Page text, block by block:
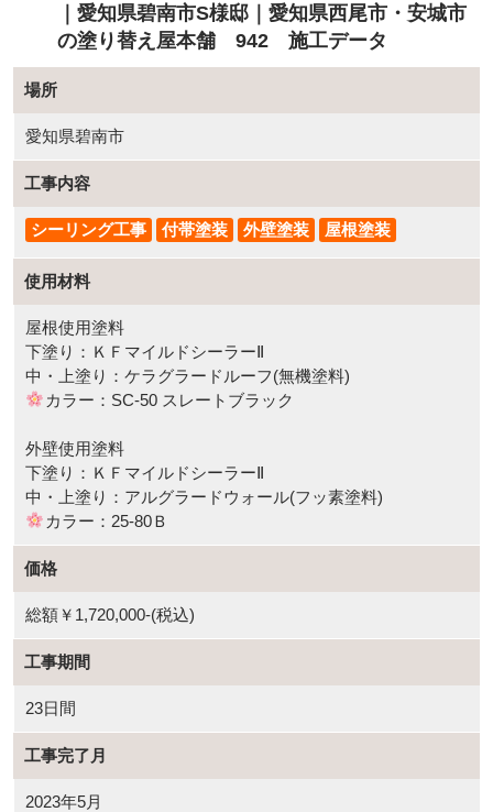
｜愛知県碧南市S様邸｜愛知県西尾市・安城市
の塗り替え屋本舗 942 施工データ
場所
愛知県碧南市
工事内容
シーリング工事 付帯塗装 外壁塗装 屋根塗装
使用材料
屋根使用塗料
下塗り：ＫＦマイルドシーラーⅡ
中・上塗り：ケラグラードルーフ(無機塗料)
カラー：SC-50 スレートブラック
外壁使用塗料
下塗り：ＫＦマイルドシーラーⅡ
中・上塗り：アルグラードウォール(フッ素塗料)
カラー：25-80Ｂ
価格
総額￥1,720,000-(税込)
工事期間
23日間
工事完了月
2023年5月